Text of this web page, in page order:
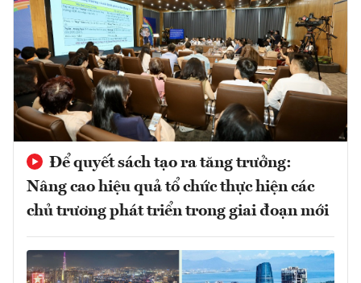
Để quyết sách tạo ra tăng trưởng:
Nâng cao hiệu quả tổ chức thực hiện các
chủ trương phát triển trong giai đoạn mới